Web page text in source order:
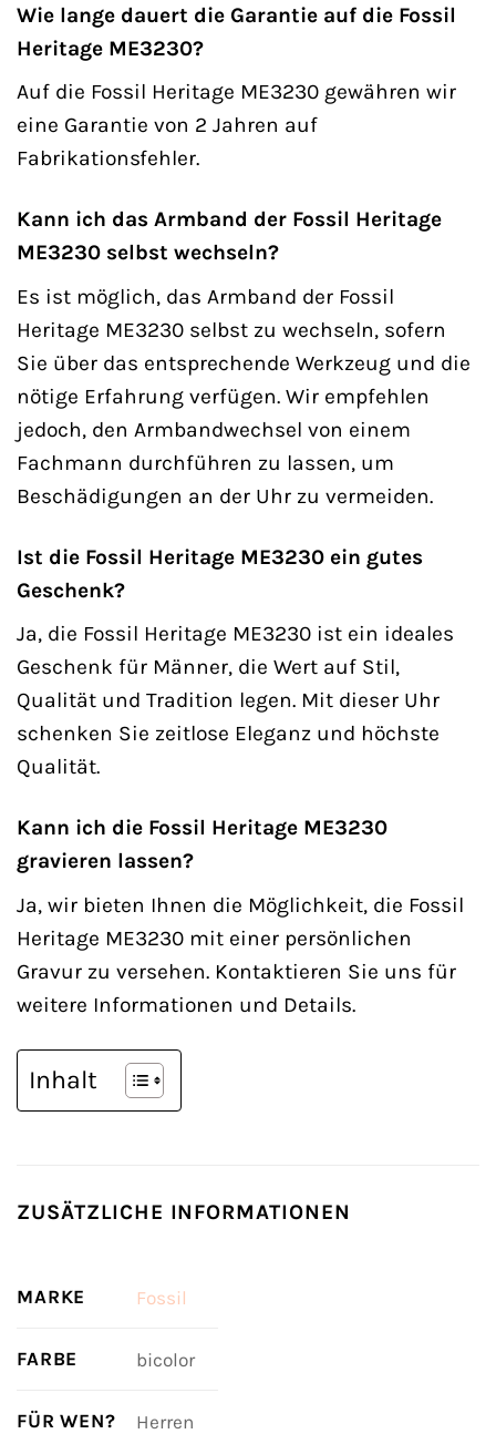
Wie lange dauert die Garantie auf die Fossil
Heritage ME3230?
Auf die Fossil Heritage ME3230 gewähren wir
eine Garantie von 2 Jahren auf
Fabrikationsfehler.
Kann ich das Armband der Fossil Heritage
ME3230 selbst wechseln?
Es ist möglich, das Armband der Fossil
Heritage ME3230 selbst zu wechseln, sofern
Sie über das entsprechende Werkzeug und die
nötige Erfahrung verfügen. Wir empfehlen
jedoch, den Armbandwechsel von einem
Fachmann durchführen zu lassen, um
Beschädigungen an der Uhr zu vermeiden.
Ist die Fossil Heritage ME3230 ein gutes
Geschenk?
Ja, die Fossil Heritage ME3230 ist ein ideales
Geschenk für Männer, die Wert auf Stil,
Qualität und Tradition legen. Mit dieser Uhr
schenken Sie zeitlose Eleganz und höchste
Qualität.
Kann ich die Fossil Heritage ME3230
gravieren lassen?
Ja, wir bieten Ihnen die Möglichkeit, die Fossil
Heritage ME3230 mit einer persönlichen
Gravur zu versehen. Kontaktieren Sie uns für
weitere Informationen und Details.
Inhalt
ZUSÄTZLICHE INFORMATIONEN
MARKE Fossil
FARBE bicolor
FÜR WEN? Herren